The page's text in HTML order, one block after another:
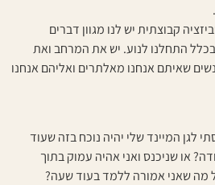
קבוצתית יש לנו מגוון דברים
התחלנו לנוע. יש את המרחב ואת
ויש את העוד 5-10 אנשים שאיתם אנחנו מאלתרים ואליהם אנחנו
לגן המיינד שלי יהיה נוכח בזה שעוד
או שניכנס ואני אהיה עמוק בתוך
מה שאני אמורה ללמד בעוד שעה?